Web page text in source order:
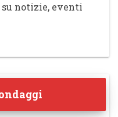
notizie, eventi